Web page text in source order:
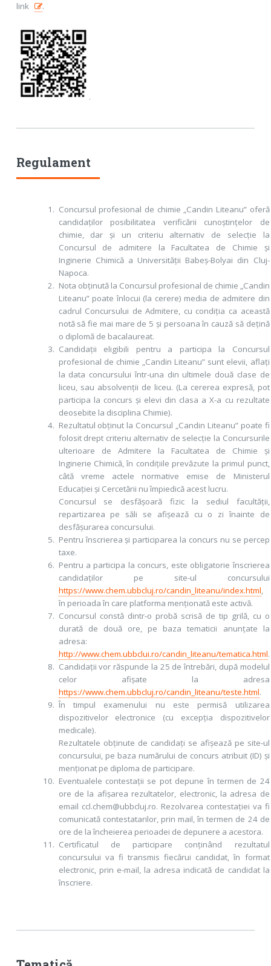
link
.
.
Regulament
Concursul profesional de chimie „Candin Liteanu” oferă
candidaților posibilitatea verificării cunoștințelor de
chimie, dar și un criteriu alternativ de selecție la
Concursul de admitere la Facultatea de Chimie și
Inginerie Chimică a Universității Babeș-Bolyai din Cluj-
Napoca.
Nota obținută la Concursul profesional de chimie „Candin
Liteanu” poate înlocui (la cerere) media de admitere din
cadrul Concursului de Admitere, cu condiția ca această
notă să fie mai mare de 5 și persoana în cauză să dețină
o diplomă de bacalaureat.
Candidații eligibili pentru a participa la Concursul
profesional de chimie „Candin Liteanu” sunt elevii, aflați
la data concursului într-una din ultimele două clase de
liceu, sau absolvenții de liceu. (La cererea expresă, pot
participa la concurs și elevi din clasa a X-a cu rezultate
deosebite la disciplina Chimie).
Rezultatul obținut la Concursul „Candin Liteanu” poate fi
folosit drept criteriu alternativ de selecție la Concursurile
ulterioare de Admitere la Facultatea de Chimie și
Inginerie Chimică, în condițiile prevăzute la primul punct,
câtă vreme actele normative emise de Ministerul
Educației și Cercetării nu împiedică acest lucru.
Concursul se desfășoară fizic la sediul facultății,
repartizarea pe săli se afișează cu o zi înainte de
desfășurarea concursului.
Pentru înscrierea și participarea la concurs nu se percep
taxe.
Pentru a participa la concurs, este obligatorie înscrierea
candidaților pe site-ul concursului
https://www.chem.ubbcluj.ro/candin_liteanu/index.html,
în perioada în care platforma menționată este activă.
Concursul constă dintr-o probă scrisă de tip grilă, cu o
durată de două ore, pe baza tematicii anunțate la
adresa:
http://www.chem.ubbclui.ro/candin_liteanu/tematica.html.
Candidații vor răspunde la 25 de întrebări, după modelul
celor afișate la adresa
https://www.chem.ubbcluj.ro/candin_liteanu/teste.html.
În timpul examenului nu este permisă utilizarea
dispozitivelor electronice (cu excepția dispozitivelor
medicale).
Rezultatele obținute de candidați se afișează pe site-ul
concursului, pe baza numărului de concurs atribuit (ID) și
menționat pe diploma de participare.
Eventualele contestații se pot depune în termen de 24
ore de la afișarea rezultatelor, electronic, la adresa de
email ccl.chem@ubbcluj.ro. Rezolvarea contestației va fi
comunicată contestatarilor, prin mail, în termen de 24 de
ore de la încheierea perioadei de depunere a acestora.
Certificatul de participare conținând rezultatul
concursului va fi transmis fiecărui candidat, în format
electronic, prin e-mail, la adresa indicată de candidat la
înscriere.